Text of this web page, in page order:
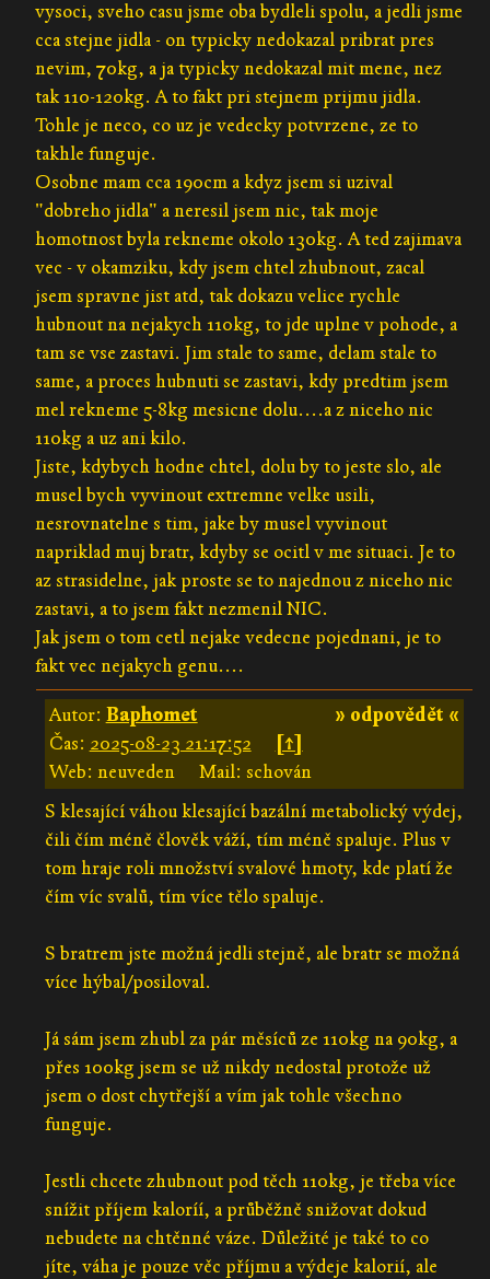
vysoci, sveho casu jsme oba bydleli spolu, a jedli jsme
cca stejne jidla - on typicky nedokazal pribrat pres
nevim, 70kg, a ja typicky nedokazal mit mene, nez
tak 110-120kg. A to fakt pri stejnem prijmu jidla.
Tohle je neco, co uz je vedecky potvrzene, ze to
takhle funguje.
Osobne mam cca 190cm a kdyz jsem si uzival
"dobreho jidla" a neresil jsem nic, tak moje
homotnost byla rekneme okolo 130kg. A ted zajimava
vec - v okamziku, kdy jsem chtel zhubnout, zacal
jsem spravne jist atd, tak dokazu velice rychle
hubnout na nejakych 110kg, to jde uplne v pohode, a
tam se vse zastavi. Jim stale to same, delam stale to
same, a proces hubnuti se zastavi, kdy predtim jsem
mel rekneme 5-8kg mesicne dolu....a z niceho nic
110kg a uz ani kilo.
Jiste, kdybych hodne chtel, dolu by to jeste slo, ale
musel bych vyvinout extremne velke usili,
nesrovnatelne s tim, jake by musel vyvinout
napriklad muj bratr, kdyby se ocitl v me situaci. Je to
az strasidelne, jak proste se to najednou z niceho nic
zastavi, a to jsem fakt nezmenil NIC.
Jak jsem o tom cetl nejake vedecne pojednani, je to
fakt vec nejakych genu....
» odpovědět «
Autor: Baph0met
Čas: 2025-08-23 21:17:52
[↑]
Web: neuveden
Mail: schován
S klesající váhou klesající bazální metabolický výdej,
čili čím méně člověk váží, tím méně spaluje. Plus v
tom hraje roli množství svalové hmoty, kde platí že
čím víc svalů, tím více tělo spaluje.
S bratrem jste možná jedli stejně, ale bratr se možná
více hýbal/posiloval.
Já sám jsem zhubl za pár měsíců ze 110kg na 90kg, a
přes 100kg jsem se už nikdy nedostal protože už
jsem o dost chytřejší a vím jak tohle všechno
funguje.
Jestli chcete zhubnout pod těch 110kg, je třeba více
snížit příjem kaloríí, a průběžně snižovat dokud
nebudete na chtěnné váze. Důležité je také to co
jíte, váha je pouze věc příjmu a výdeje kalorií, ale